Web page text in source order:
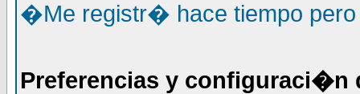
�Me registr� hace tiempo pero
Preferencias y configuraci�n